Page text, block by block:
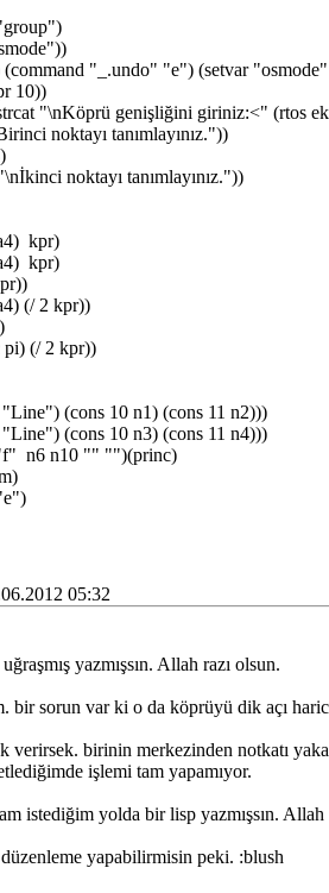
"_.undo" "e") (setvar "osmode"
10))
"\nKöprü genişliğini giriniz:<" (rtos
noktayı tanımlayınız."))
noktayı tanımlayınız."))
kpr)
kpr)
(/ 2 kpr))
(/ 2 kpr))
(cons 10 n1) (cons 11 n2)))
(cons 10 n3) (cons 11 n4)))
n6 n10 "" "")(princ)
05:32
yazmışsın. Allah razı olsun.
bir sorun var ki o da köprüyü dik açı
verirsek. birinin merkezinden notkatı
işlemi tam yapamıyor.
istediğim yolda bir lisp yazmışsın.
yapabilirmisin peki. :blush